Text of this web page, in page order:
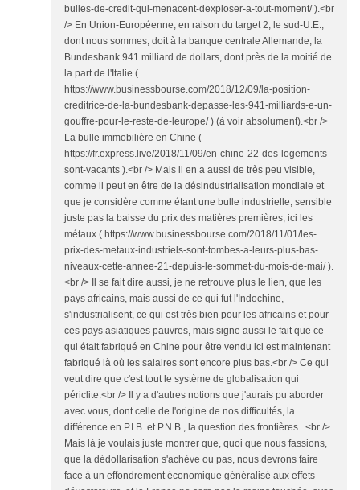
bulles-de-credit-qui-menacent-dexploser-a-tout-moment/ ).<br
/> En Union-Européenne, en raison du target 2, le sud-U.E.,
dont nous sommes, doit à la banque centrale Allemande, la
Bundesbank 941 milliard de dollars, dont près de la moitié de
la part de l'Italie (
https://www.businessbourse.com/2018/12/09/la-position-
creditrice-de-la-bundesbank-depasse-les-941-milliards-e-un-
gouffre-pour-le-reste-de-leurope/ ) (à voir absolument).<br />
La bulle immobilière en Chine (
https://fr.express.live/2018/11/09/en-chine-22-des-logements-
sont-vacants ).<br /> Mais il en a aussi de très peu visible,
comme il peut en être de la désindustrialisation mondiale et
que je considère comme étant une bulle industrielle, sensible
juste pas la baisse du prix des matières premières, ici les
métaux ( https://www.businessbourse.com/2018/11/01/les-
prix-des-metaux-industriels-sont-tombes-a-leurs-plus-bas-
niveaux-cette-annee-21-depuis-le-sommet-du-mois-de-mai/ ).
<br /> Il se fait dire aussi, je ne retrouve plus le lien, que les
pays africains, mais aussi de ce qui fut l'Indochine,
s'industrialisent, ce qui est très bien pour les africains et pour
ces pays asiatiques pauvres, mais signe aussi le fait que ce
qui était fabriqué en Chine pour être vendu ici est maintenant
fabriqué là où les salaires sont encore plus bas.<br /> Ce qui
veut dire que c'est tout le système de globalisation qui
périclite.<br /> Il y a d'autres notions que j'aurais pu aborder
avec vous, dont celle de l'origine de nos difficultés, la
différence en P.I.B. et P.N.B., la question des frontières...<br />
Mais là je voulais juste montrer que, quoi que nous fassions,
que la dédollarisation s'achève ou pas, nous devrons faire
face à un effondrement économique généralisé aux effets